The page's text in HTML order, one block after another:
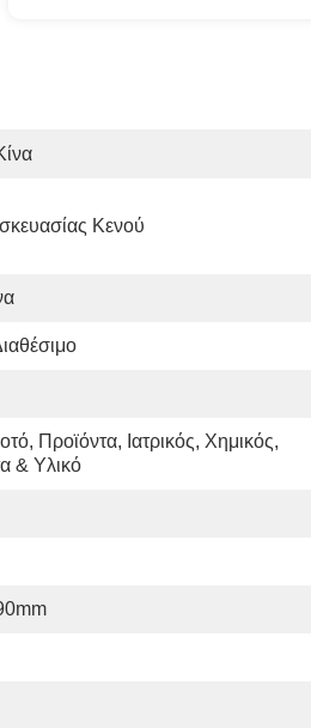
Κενού
Προϊόντα, Ιατρικός, Χημικός,
& Υλικό